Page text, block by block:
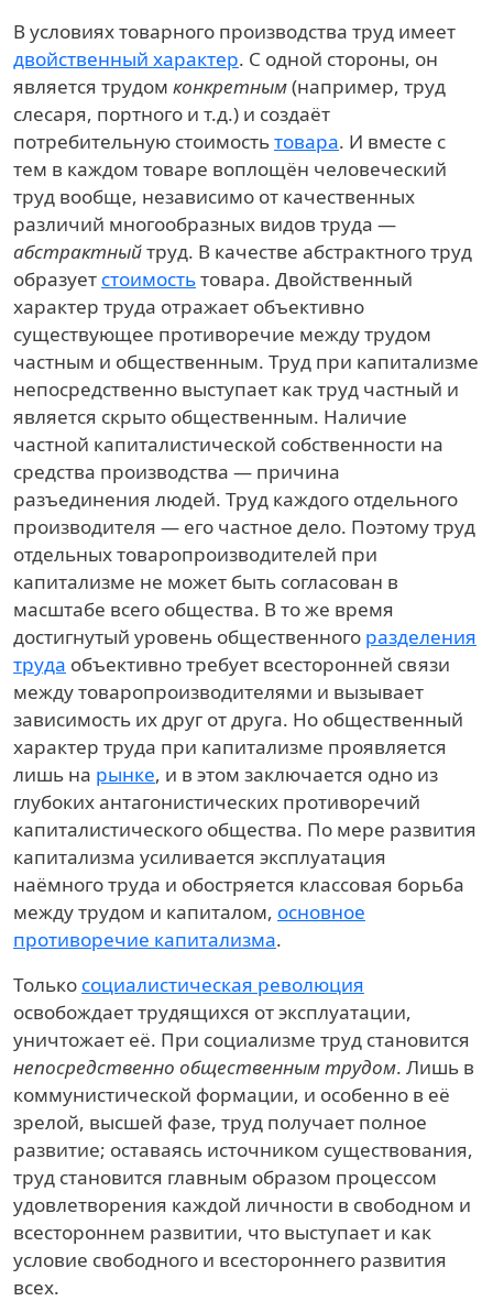
В условиях товарного производства труд имеет
двойственный характер. С одной стороны, он
является трудом конкретным(например, труд
слесаря, портного и т.д.) и создаёт
потребительную стоимостьтовара. И вместе с
тем в каждом товаре воплощён человеческий
труд вообще, независимо от качественных
различий многообразных видов труда —
абстрактныйтруд. В качестве абстрактного труд
образует стоимостьтовара. Двойственный
характер труда отражает объективно
существующее противоречие между трудом
частным и общественным. Труд при капитализме
непосредственно выступает как труд частный и
является скрыто общественным. Наличие
частной капиталистической собственности на
средства производства — причина
разъединения людей. Труд каждого отдельного
производителя — его частное дело. Поэтому труд
отдельных товаропроизводителей при
капитализме не может быть согласован в
масштабе всего общества. В то же время
достигнутый уровень общественного разделения
труда объективно требует всесторонней связи
между товаропроизводителями и вызывает
зависимость их друг от друга. Но общественный
характер труда при капитализме проявляется
лишь на рынке, и в этом заключается одно из
глубоких антагонистических противоречий
капиталистического общества. По мере развития
капитализма усиливается эксплуатация
наёмного труда и обостряется классовая борьба
между трудом и капиталом, основное
противоречие капитализма.
Только социалистическая революция
освобождает трудящихся от эксплуатации,
уничтожает её. При социализме труд становится
непосредственно общественным трудом. Лишь в
коммунистической формации, и особенно в её
зрелой, высшей фазе, труд получает полное
развитие; оставаясь источником существования,
труд становится главным образом процессом
удовлетворения каждой личности в свободном и
всестороннем развитии, что выступает и как
условие свободного и всестороннего развития
всех.